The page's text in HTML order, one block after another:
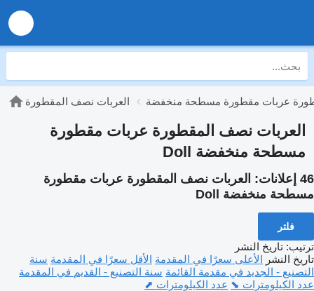
العربات نصف المقطورة عربات مقطورة مسطحة منخفضة
العربات نصف المقطورة عربات مقطورة
مسطحة منخفضة Doll
46 إعلانات:
العربات نصف المقطورة عربات مقطورة
مسطحة منخفضة Doll
فلتر
ترتيب: تاريخ النشر
تاريخ النشر الأعلى سعرًا في المقدمة الأقل سعرًا في المقدمة سنة
التصنيع - الجديد في مقدمة القائمة سنة التصنيع - القديم في المقدمة
عدد الكيلومترات ⬊ عدد الكيلومترات ⬈